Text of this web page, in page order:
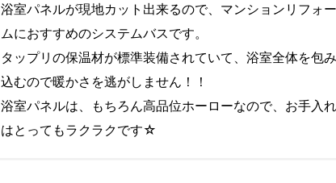
浴室パネルが現地カット出来るので、マンションリフォー
ムにおすすめのシステムバスです。
タップリの保温材が標準装備されていて、浴室全体を包み
込むので暖かさを逃がしません！！
浴室パネルは、もちろん高品位ホーローなので、お手入れ
はとってもラクラクです☆